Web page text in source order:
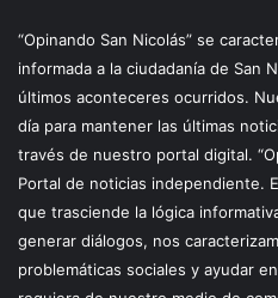
“Opinando San Nicolás” se
informada a la ciudadanía de San
últimos aconteceres ocurridos.
día para mantener las últimas
través de nuestro portal digital.
Portal de noticias independiente.
que trasciende la lógica
generar diálogos, nos
problemáticas sociales y ayudar